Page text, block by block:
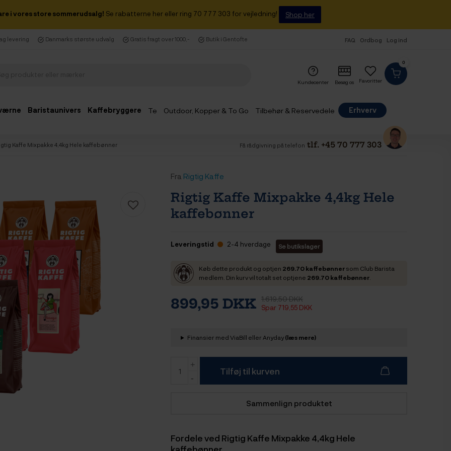
i vores store sommerudsalg! Se rabatterne her eller ring 70 777 303 for vejledning! Shop her
levering Danmarks største udvalg Gratis fragt over 1000,- Butik i Gentofte FAQ Ordbog Log ind
0
Favoritter
Kundecenter Besøg os
Baristaunivers Kaffebryggere Te Outdoor, Kopper & To Go Tilbehør & Reservedele
Erhverv
Kaffe Mixpakke 4,4kg Hele kaffebønner Få rådgivning på telefon tlf. +45 70 777 303
Fra Rigtig Kaffe
Rigtig Kaffe Mixpakke 4,4kg Hele
kaffebønner
Leveringstid 2-4 hverdage Se butikslager
Køb dette produkt og optjen 269.70 kaffebønnersom Club Barista
medlem. Din kurv vil totalt set optjene 269.70 kaffebønner
899,95 DKK 1.619,50 DKK
Spar 719,55 DKK
Finansier med ViaBill eller Anyday(læs mere)
Tilføj til kurven
Sammenlign produktet
Fordele ved Rigtig Kaffe Mixpakke 4,4kg Hele